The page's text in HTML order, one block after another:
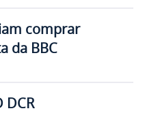
comprar
da BBC
DCR